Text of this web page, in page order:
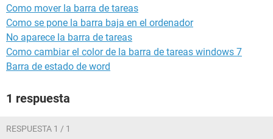
Como mover la barra de tareas
Como se pone la barra baja en el ordenador
No aparece la barra de tareas
Como cambiar el color de la barra de tareas windows 7
Barra de estado de word
1 respuesta
RESPUESTA 1 / 1